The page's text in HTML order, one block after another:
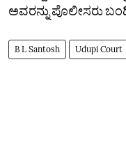
ಅವರನ್ನು ಪೊಲೀಸರು
B L Santosh Udupi Court